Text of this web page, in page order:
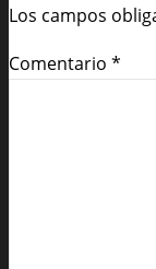
Los campos
Comentario *